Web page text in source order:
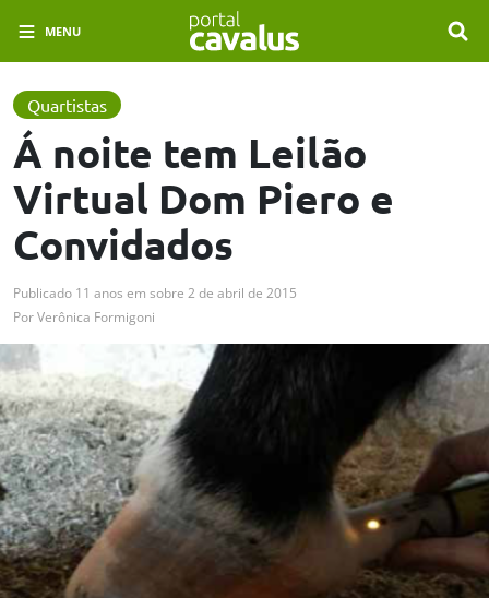
MENU
Quartistas
Á noite tem Leilão
Virtual Dom Piero e
Convidados
Publicado 11 anos em sobre 2 de abril de 2015
PorVerônica Formigoni